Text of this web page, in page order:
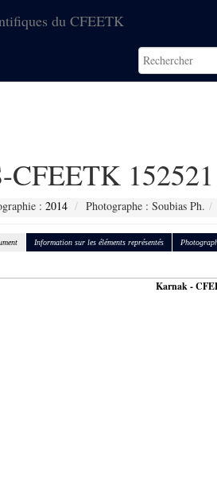
du CFEETK
CFEETK 152521
: 2014 Photographe : Soubias Ph.
Information sur les éléments représentés